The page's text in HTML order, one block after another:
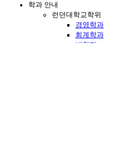
학과 안내
런던대학교학위
경영학과
회계학과
법학과